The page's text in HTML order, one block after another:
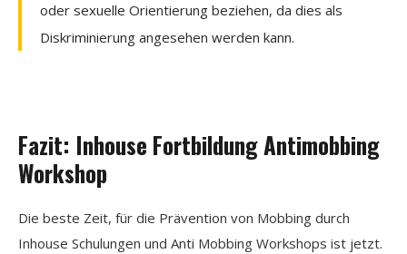
oder sexuelle Orientierung beziehen, da dies als
Diskriminierung angesehen werden kann.
Fazit: Inhouse Fortbildung Antimobbing
Workshop
Die beste Zeit, für die Prävention von Mobbing durch
Inhouse Schulungen und Anti Mobbing Workshops ist jetzt.